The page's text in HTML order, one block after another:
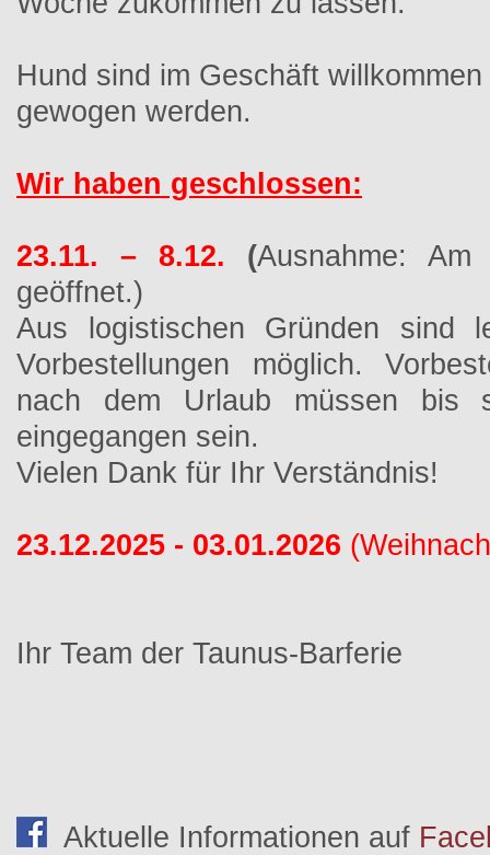
Hund sind im Geschäft
gewogen werden.
Wir haben geschlossen:
23.11. – 8.12. (Ausnahme:
geöffnet.)
Aus logistischen Gründen sind
Vorbestellungen möglich.
nach dem Urlaub müssen bis
eingegangen sein.
Vielen Dank für Ihr Verständnis!
23.12.2025 - 03.01.2026
Ihr Team der Taunus-Barferie
Aktuelle Informationen auf